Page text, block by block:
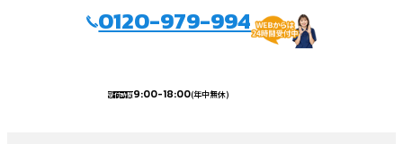
0120-979-994
受付時間9:00-18:00(年中無休)